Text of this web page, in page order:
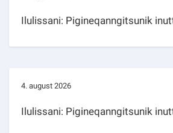
Ilulissani: Pigineqanngitsunik
4. august 2026
Ilulissani: Pigineqanngitsunik